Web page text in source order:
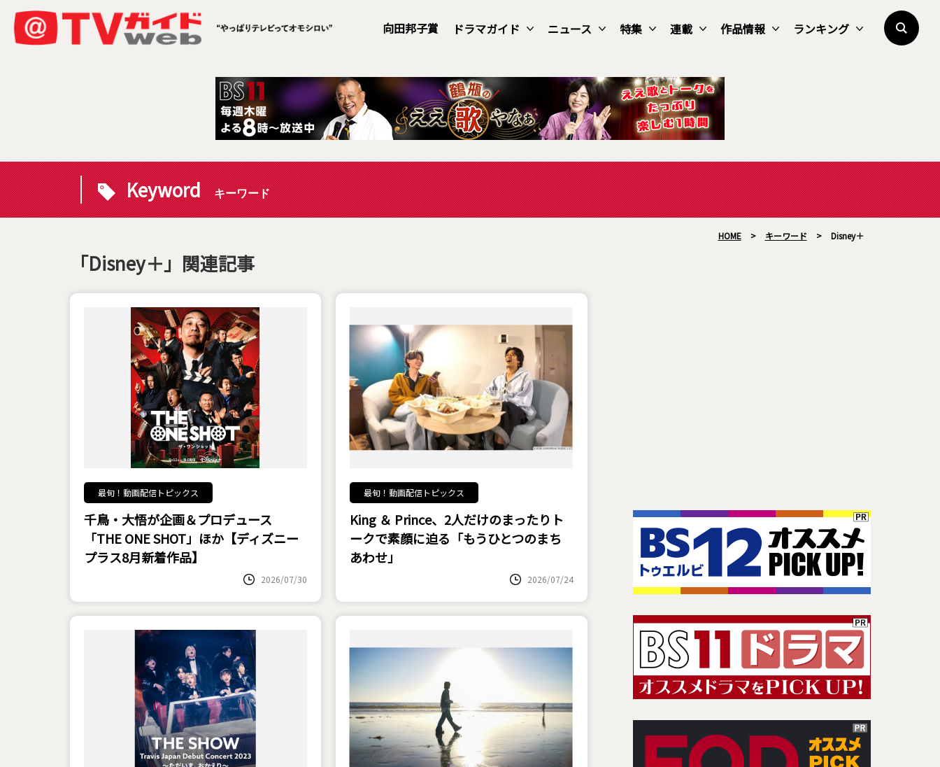
向田邦子賞 ドラマガイド ニュース 特集 連載 作品情報 ランキング
Keyword キーワード
HOME > キーワード > Disney＋
「Disney＋」関連記事
最旬！動画配信トピックス
千鳥・大悟が企画＆プロデュース
「THE ONE SHOT」ほか【ディズニー
プラス8月新着作品】
2026/07/30
最旬！動画配信トピックス
King ＆ Prince、2人だけのまったりト
ークで素顔に迫る「もうひとつのまち
あわせ」
2026/07/24